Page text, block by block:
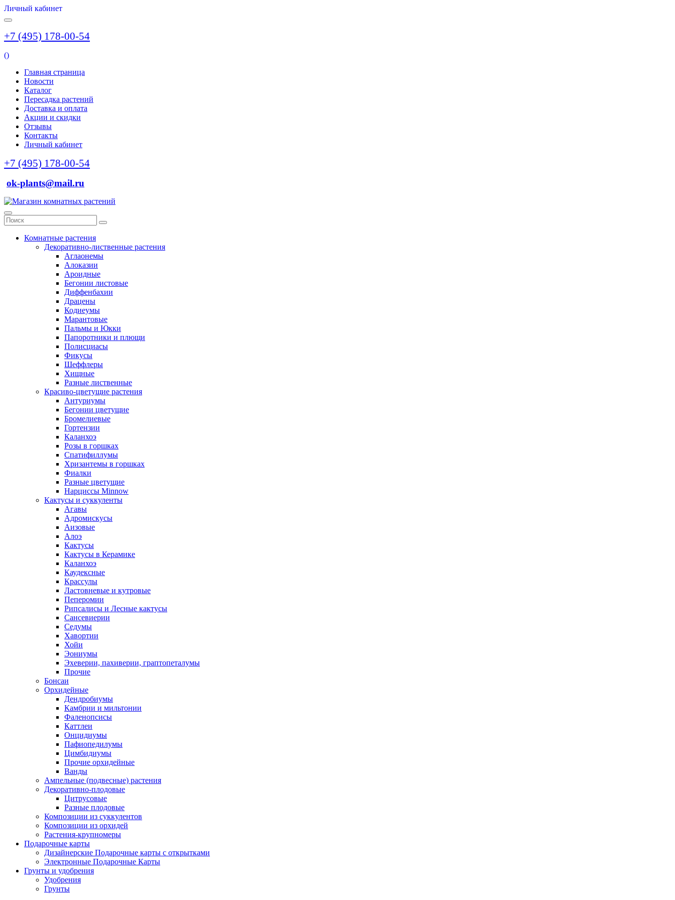
Личный кабинет
+7 (495) 178-00-54
()
Главная страница
Новости
Каталог
Пересадка растений
Доставка и оплата
Акции и скидки
Отзывы
Контакты
Личный кабинет
+7 (495) 178-00-54
ok-plants@mail.ru
Комнатные растения
Декоративно-лиственные растения
Аглаонемы
Алоказии
Ароидные
Бегонии листовые
Диффенбахии
Драцены
Кодиеумы
Марантовые
Пальмы и Юкки
Папоротники и плющи
Полисциасы
Фикусы
Шеффлеры
Хищные
Разные лиственные
Красиво-цветущие растения
Антуриумы
Бегонии цветущие
Бромелиевые
Гортензии
Каланхоэ
Розы в горшках
Спатифиллумы
Хризантемы в горшках
Фиалки
Разные цветущие
Нарциссы Minnow
Кактусы и суккуленты
Агавы
Адромискусы
Аизовые
Алоэ
Кактусы
Кактусы в Керамике
Каланхоэ
Каудексные
Крассулы
Ластовневые и кутровые
Пеперомии
Рипсалисы и Лесные кактусы
Сансевиерии
Седумы
Хавортии
Хойи
Эониумы
Эхеверии, пахиверии, граптопеталумы
Прочие
Бонсаи
Орхидейные
Дендробиумы
Камбрии и мильтонии
Фаленопсисы
Каттлеи
Онцидиумы
Пафиопедилумы
Цимбидиумы
Прочие орхидейные
Ванды
Ампельные (подвесные) растения
Декоративно-плодовые
Цитрусовые
Разные плодовые
Композиции из суккулентов
Композиции из орхидей
Растения-крупномеры
Подарочные карты
Дизайнерские Подарочные карты с открытками
Электронные Подарочные Карты
Грунты и удобрения
Удобрения
Грунты